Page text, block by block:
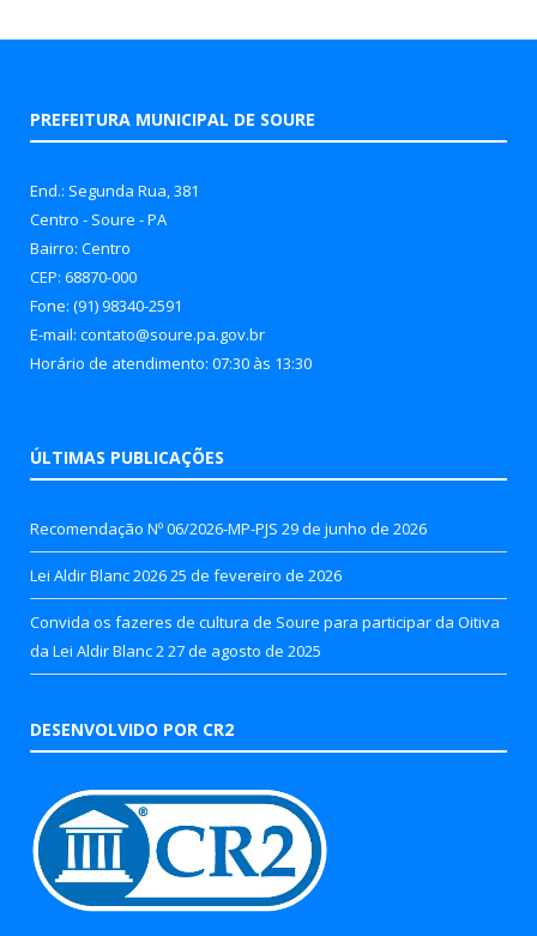
PREFEITURA MUNICIPAL DE SOURE
End.: Segunda Rua, 381
Centro - Soure - PA
Bairro: Centro
CEP: 68870-000
Fone: (91) 98340-2591
E-mail: contato@soure.pa.gov.br
Horário de atendimento: 07:30 às 13:30
ÚLTIMAS PUBLICAÇÕES
Recomendação Nº 06/2026-MP-PJS 29 de junho de 2026
Lei Aldir Blanc 202625 de fevereiro de 2026
Convida os fazeres de cultura de Soure para participar da Oitiva
da Lei Aldir Blanc 227 de agosto de 2025
DESENVOLVIDO POR CR2